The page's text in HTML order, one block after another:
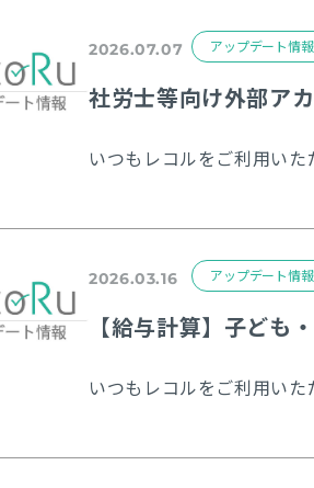
2026.07.07 アップデート情報
社労士等向け外部ア
2026.03.16 アップデート情報
【給与計算】子ども